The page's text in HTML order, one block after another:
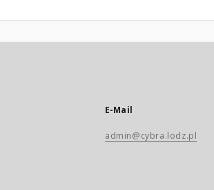
E-Mail
admin@cybra.lodz.pl